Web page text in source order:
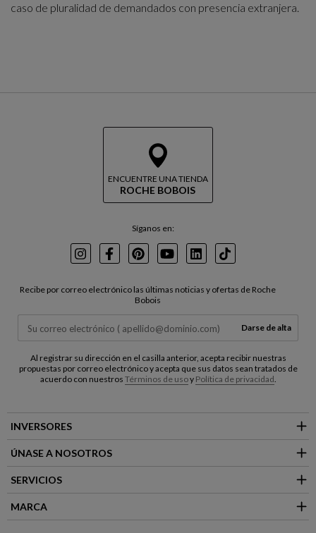
caso de pluralidad de demandados con presencia extranjera.
ENCUENTRE UNA TIENDA
ROCHE BOBOIS
Síganos en:
InstagramFacebookPinterest
YoutubeLinkedInTikTok
Recibe por correo electrónico las últimas noticias y ofertas de Roche
Bobois
Darse de alta
Al registrar su dirección en el casilla anterior, acepta recibir nuestras
propuestas por correo electrónico y acepta que sus datos sean tratados de
acuerdo con nuestros Términos de usoy Política de privacidad
INVERSORES
ÚNASE A NOSOTROS
SERVICIOS
MARCA